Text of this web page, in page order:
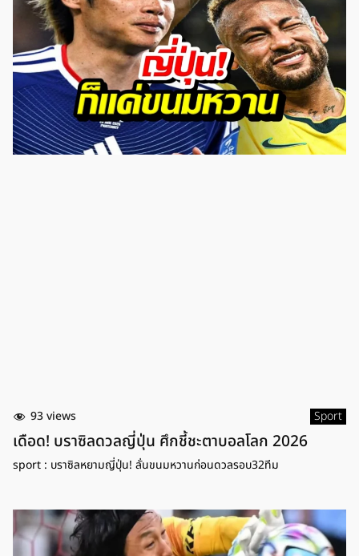
93 views Sport
เดือด! บราซิลดวลญี่ปุ่น ศึกชี้ชะตาบอลโลก 2026
sport : บราซิลหยามญี่ปุ่น! ลั่นขนมหวานก่อนดวลรอบ32ทีม